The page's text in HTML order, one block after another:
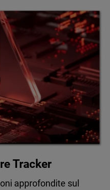
Tracker
approfondite sul